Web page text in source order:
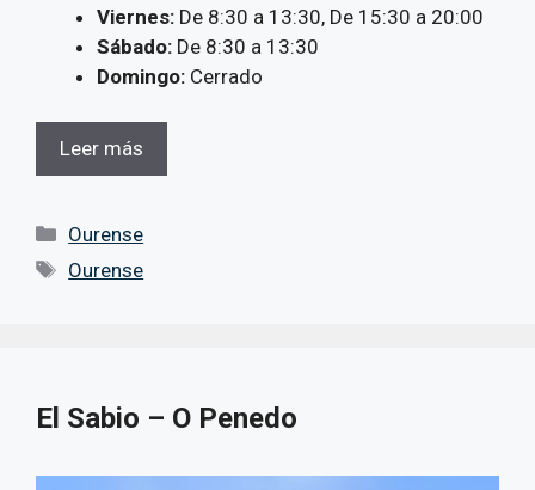
Viernes: De 8:30 a 13:30, De 15:30 a 20:00
Sábado: De 8:30 a 13:30
Domingo: Cerrado
Leer más
Categorías
Ourense
Etiquetas
Ourense
El Sabio – O Penedo